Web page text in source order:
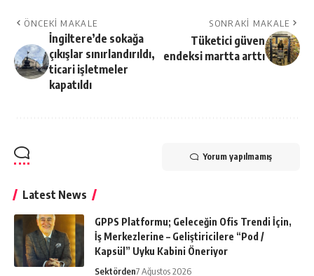
ÖNCEKI MAKALE
İngiltere’de sokağa
çıkışlar sınırlandırıldı,
ticari işletmeler
kapatıldı
SONRAKI MAKALE
Tüketici güven
endeksi martta arttı
Yorum yapılmamış
Latest News
GPPS Platformu; Geleceğin Ofis Trendi İçin,
İş Merkezlerine – Geliştiricilere “Pod /
Kapsül” Uyku Kabini Öneriyor
Sektörden7 Ağustos 2026